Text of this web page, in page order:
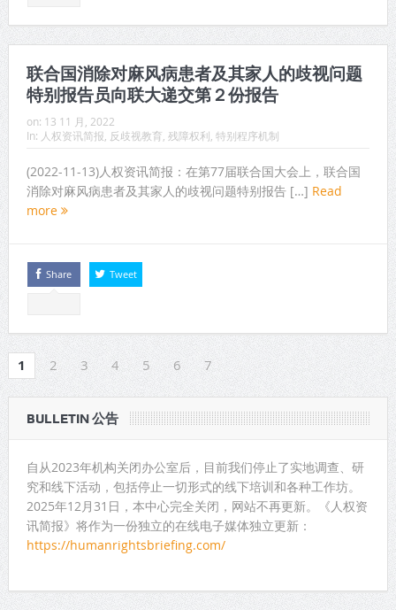
联合国消除对麻风病患者及其家人的歧视问题
特别报告员向联大递交第２份报告
on: 13 11 月, 2022
In: 人权资讯简报 反歧视教育 残障权利 特别程序机制
(2022-11-13)人权资讯简报：在第77届联合国大会上，联合国
消除对麻风病患者及其家人的歧视问题特别报告 […] Read
more
Share Tweet
1 2 3 4 5 6 7
BULLETIN 公告
自从2023年机构关闭办公室后，目前我们停止了实地调查、研
究和线下活动，包括停止一切形式的线下培训和各种工作坊。
2025年12月31日，本中心完全关闭，网站不再更新。《人权资
讯简报》将作为一份独立的在线电子媒体独立更新：
https://humanrightsbriefing.com/